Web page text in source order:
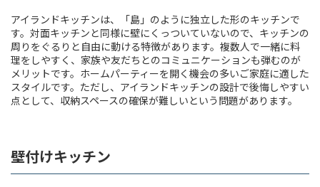
アイランドキッチンは、「島」のように独立した形のキッチンで
す。対面キッチンと同様に壁にくっついていないので、キッチンの
周りをぐるりと自由に動ける特徴があります。複数人で一緒に料
理をしやすく、家族や友だちとのコミュニケーションも弾むのが
メリットです。ホームパーティーを開く機会の多いご家庭に適した
スタイルです。ただし、アイランドキッチンの設計で後悔しやすい
点として、収納スペースの確保が難しいという問題があります。
壁付けキッチン